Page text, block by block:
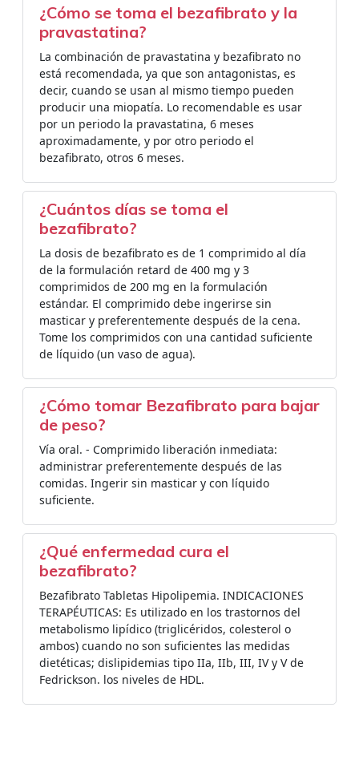
¿Cómo se toma el bezafibrato y la
pravastatina?
La combinación de pravastatina y bezafibrato no
está recomendada, ya que son antagonistas, es
decir, cuando se usan al mismo tiempo pueden
producir una miopatía. Lo recomendable es usar
por un periodo la pravastatina, 6 meses
aproximadamente, y por otro periodo el
bezafibrato, otros 6 meses.
¿Cuántos días se toma el
bezafibrato?
La dosis de bezafibrato es de 1 comprimido al día
de la formulación retard de 400 mg y 3
comprimidos de 200 mg en la formulación
estándar. El comprimido debe ingerirse sin
masticar y preferentemente después de la cena.
Tome los comprimidos con una cantidad suficiente
de líquido (un vaso de agua).
¿Cómo tomar Bezafibrato para bajar
de peso?
Vía oral. - Comprimido liberación inmediata:
administrar preferentemente después de las
comidas. Ingerir sin masticar y con líquido
suficiente.
¿Qué enfermedad cura el
bezafibrato?
Bezafibrato Tabletas Hipolipemia. INDICACIONES
TERAPÉUTICAS: Es utilizado en los trastornos del
metabolismo lipídico (triglicéridos, colesterol o
ambos) cuando no son suficientes las medidas
dietéticas; dislipidemias tipo IIa, IIb, III, IV y V de
Fedrickson. los niveles de HDL.